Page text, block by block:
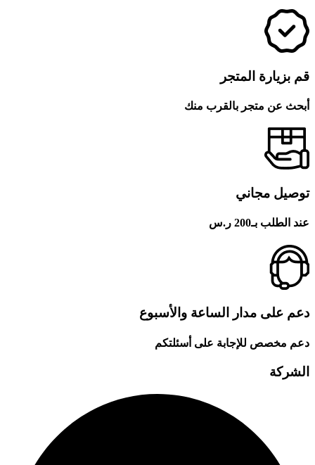
قم بزيارة المتجر
أبحث عن متجر بالقرب منك
توصيل مجاني
عند الطلب بـ200 ر.س
دعم على مدار الساعة والأسبوع
دعم مخصص للإجابة على أسئلتكم
الشركة